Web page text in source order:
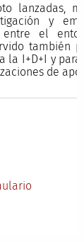
lanzadas,
y
el
también
la I+D+I y
de